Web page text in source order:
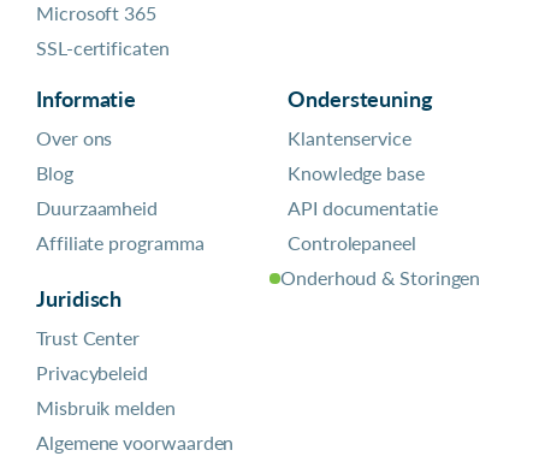
Microsoft 365
SSL-certificaten
Informatie
Over ons
Blog
Duurzaamheid
Affiliate programma
Juridisch
Trust Center
Privacybeleid
Misbruik melden
Algemene voorwaarden
Ondersteuning
Klantenservice
Knowledge base
API documentatie
Controlepaneel
Onderhoud & Storingen